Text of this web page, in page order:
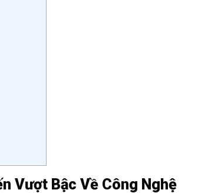
Vượt Bậc Về Công Nghệ